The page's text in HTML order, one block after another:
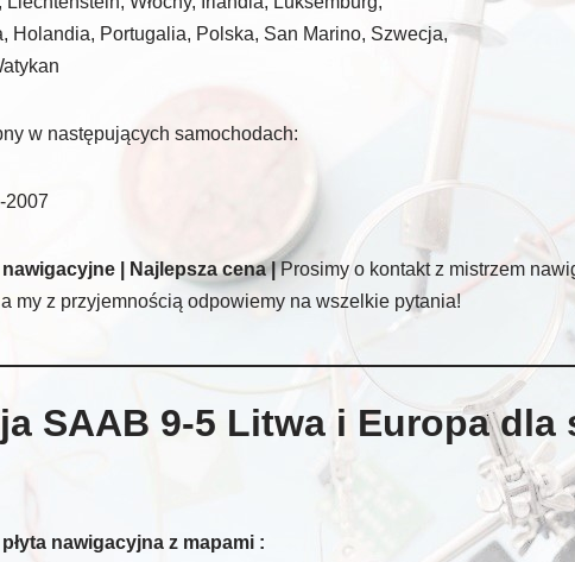
Holandia, Portugalia, Polska, San Marino, Szwecja,
w następujących samochodach:
2007
| Najlepsza cena |Prosimy o kontakt z mistrzem
a my z przyjemnością odpowiemy na wszelkie pytania!
SAAB 9-5 Litwa i Europa dla
nawigacyjna z mapami :